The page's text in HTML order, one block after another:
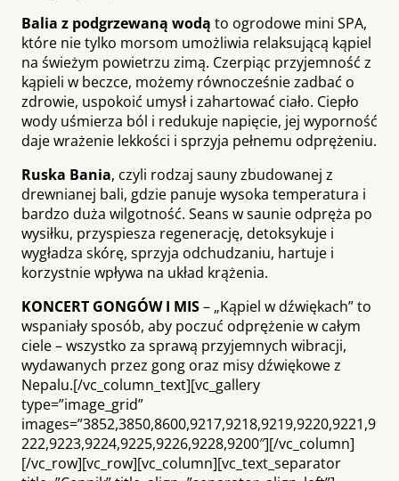
Balia z podgrzewaną wodą to ogrodowe mini SPA,
które nie tylko morsom umożliwia relaksującą kąpiel
na świeżym powietrzu zimą. Czerpiąc przyjemność z
kąpieli w beczce, możemy równocześnie zadbać o
zdrowie, uspokoić umysł i zahartować ciało. Ciepło
wody uśmierza ból i redukuje napięcie, jej wyporność
daje wrażenie lekkości i sprzyja pełnemu odprężeniu.
Ruska Bania, czyli rodzaj sauny zbudowanej z
drewnianej bali, gdzie panuje wysoka temperatura i
bardzo duża wilgotność. Seans w saunie odpręża po
wysiłku, przyspiesza regenerację, detoksykuje i
wygładza skórę, sprzyja odchudzaniu, hartuje i
korzystnie wpływa na układ krążenia.
KONCERT GONGÓW I MIS– „Kąpiel w dźwiękach” to
wspaniały sposób, aby poczuć odprężenie w całym
ciele – wszystko za sprawą przyjemnych wibracji,
wydawanych przez gong oraz misy dźwiękowe z
Nepalu.[/vc_column_text][vc_gallery
type=”image_grid”
images=”3852,3850,8600,9217,9218,9219,9220,9221,9
222,9223,9224,9225,9226,9228,9200″][/vc_column]
[/vc_row][vc_row][vc_column][vc_text_separator